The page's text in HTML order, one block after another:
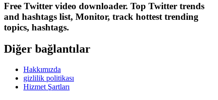
Free Twitter video downloader. Top Twitter trends
and hashtags list, Monitor, track hottest trending
topics, hashtags.
Diğer bağlantılar
Hakkımızda
gizlilik politikası
Hizmet Şartları